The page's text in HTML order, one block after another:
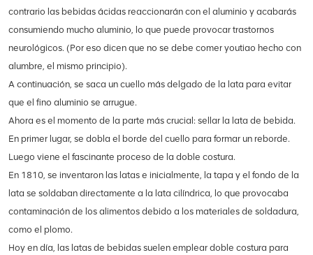
contrario las bebidas ácidas reaccionarán con el aluminio y acabarás
consumiendo mucho aluminio, lo que puede provocar trastornos
neurológicos. (Por eso dicen que no se debe comer youtiao hecho con
alumbre, el mismo principio).
A continuación, se saca un cuello más delgado de la lata para evitar
que el fino aluminio se arrugue.
Ahora es el momento de la parte más crucial: sellar la lata de bebida.
En primer lugar, se dobla el borde del cuello para formar un reborde.
Luego viene el fascinante proceso de la doble costura.
En 1810, se inventaron las latas e inicialmente, la tapa y el fondo de la
lata se soldaban directamente a la lata cilíndrica, lo que provocaba
contaminación de los alimentos debido a los materiales de soldadura,
como el plomo.
Hoy en día, las latas de bebidas suelen emplear doble costura para